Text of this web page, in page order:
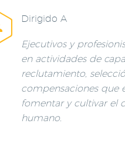
Dirigido A
Ejecutivos y
en actividades de
reclutamiento,
compensaciones que
fomentar y cultivar el
humano.